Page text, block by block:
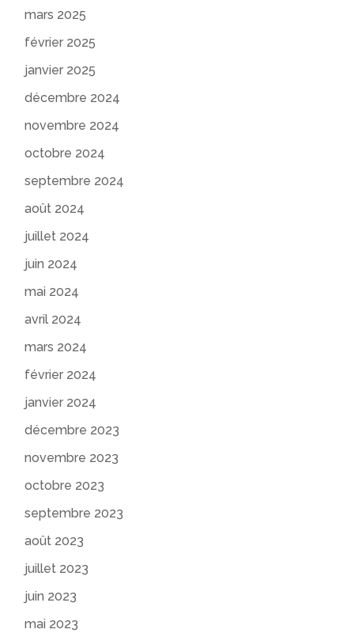
mars 2025
février 2025
janvier 2025
décembre 2024
novembre 2024
octobre 2024
septembre 2024
août 2024
juillet 2024
juin 2024
mai 2024
avril 2024
mars 2024
février 2024
janvier 2024
décembre 2023
novembre 2023
octobre 2023
septembre 2023
août 2023
juillet 2023
juin 2023
mai 2023